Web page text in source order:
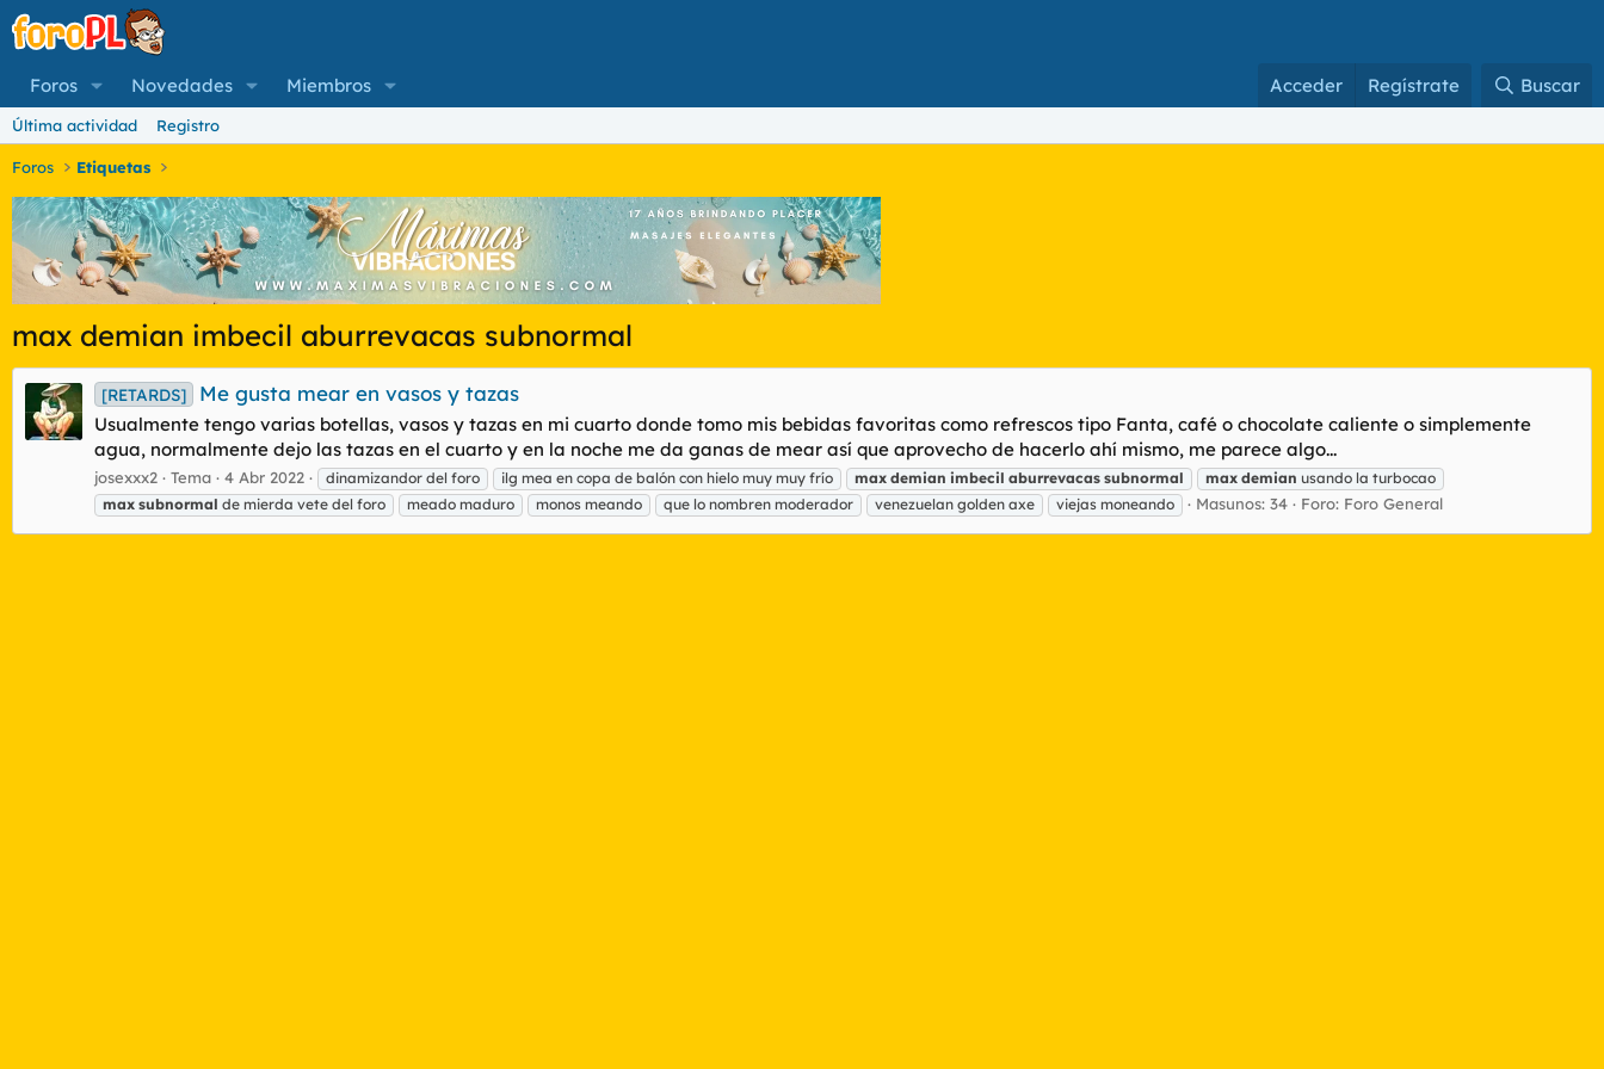
Foros Novedades Miembros Acceder Regístrate Buscar
Última actividad Registro
Foros Etiquetas
max demian imbecil aburrevacas subnormal
[RETARDS] Me gusta mear en vasos y tazas
Usualmente tengo varias botellas, vasos y tazas en mi cuarto donde tomo mis bebidas favoritas como refrescos tipo Fanta, café o chocolate caliente o simplemente
agua, normalmente dejo las tazas en el cuarto y en la noche me da ganas de mear así que aprovecho de hacerlo ahí mismo, me parece algo...
josexxx2 Tema 4 Abr 2022 dinamizandor del foro ilg mea en copa de balón con hielo muy muy frío max demian imbecil aburrevacas subnormal max demian usando la turbocao
max subnormal de mierda vete del foro meado maduro monos meando que lo nombren moderador venezuelan golden axe viejas moneando Masunos: 34 Foro: Foro General